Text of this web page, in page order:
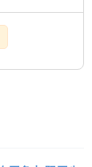
来说，八字